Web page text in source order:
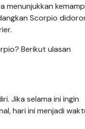
menunjukkan
Scorpio
Berikut ulasan
Jika selama ini ingin
hari ini menjadi